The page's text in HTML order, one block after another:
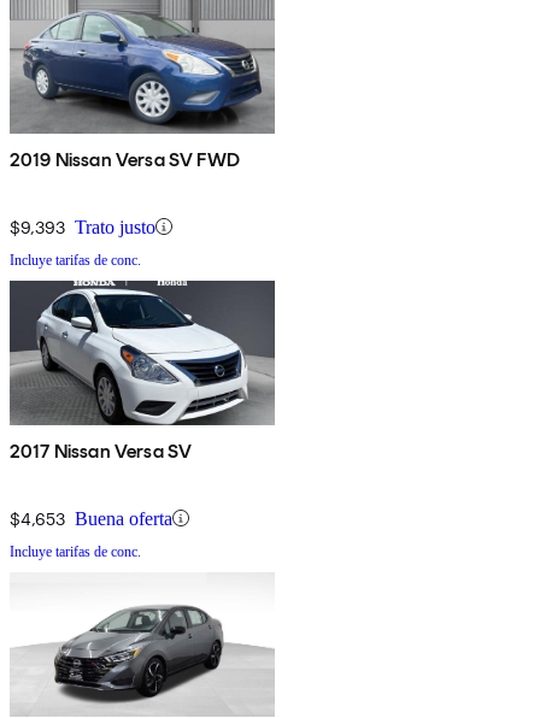
2019 Nissan Versa SV FWD
$9,393 Trato justo
Incluye tarifas de conc.
2017 Nissan Versa SV
$4,653 Buena oferta
Incluye tarifas de conc.